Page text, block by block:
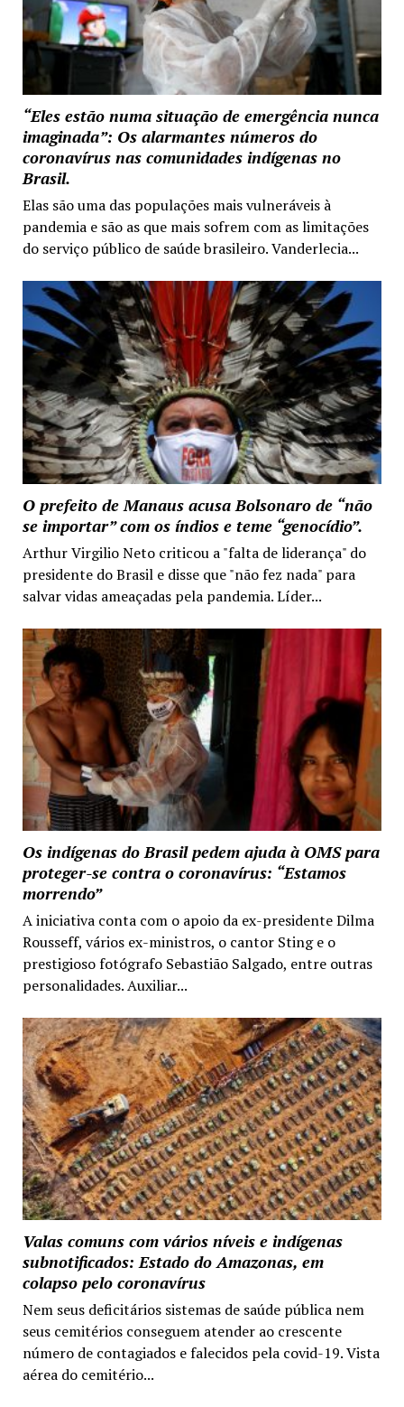
“Eles estão numa situação de emergência nunca
imaginada”: Os alarmantes números do
coronavírus nas comunidades indígenas no
Brasil.
Elas são uma das populações mais vulneráveis à
pandemia e são as que mais sofrem com as limitações
do serviço público de saúde brasileiro. Vanderlecia...
O prefeito de Manaus acusa Bolsonaro de “não
se importar” com os índios e teme “genocídio”.
Arthur Virgilio Neto criticou a "falta de liderança" do
presidente do Brasil e disse que "não fez nada" para
salvar vidas ameaçadas pela pandemia. Líder...
Os indígenas do Brasil pedem ajuda à OMS para
proteger-se contra o coronavírus: “Estamos
morrendo”
A iniciativa conta com o apoio da ex-presidente Dilma
Rousseff, vários ex-ministros, o cantor Sting e o
prestigioso fotógrafo Sebastião Salgado, entre outras
personalidades. Auxiliar...
Valas comuns com vários níveis e indígenas
subnotificados: Estado do Amazonas, em
colapso pelo coronavírus
Nem seus deficitários sistemas de saúde pública nem
seus cemitérios conseguem atender ao crescente
número de contagiados e falecidos pela covid-19. Vista
aérea do cemitério...